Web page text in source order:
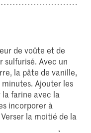
de voûte et de
sulfurisé. Avec un
la pâte de vanille,
Ajouter les
la farine avec la
incorporer à
la moitié de la